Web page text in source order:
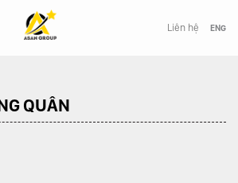
Liên hệ ENG
QUÂN